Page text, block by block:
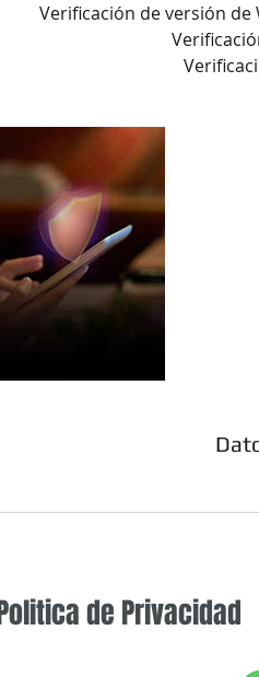
Verificación de versión de
de Privacidad